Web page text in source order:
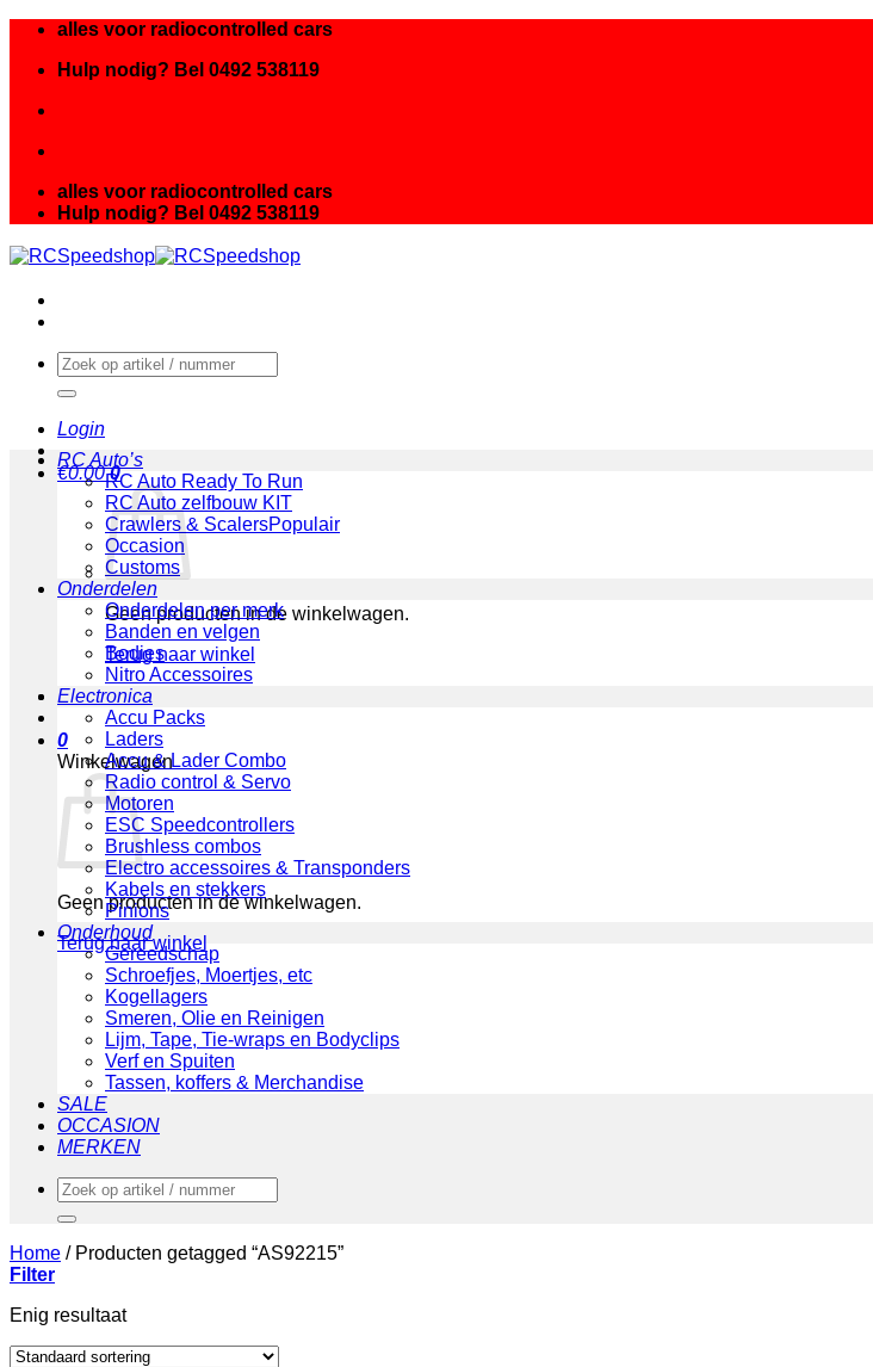
inhoud
alles voor radiocontrolled cars
Hulp nodig? Bel 0492 538119
alles voor radiocontrolled cars
Hulp nodig? Bel 0492 538119
Zoeken
naar:
Login
€0.00 0
Geen producten in de winkelwagen.
Terug naar winkel
0
Winkelwagen
Geen producten in de winkelwagen.
Terug naar winkel
RC Auto’s
RC Auto Ready To Run
RC Auto zelfbouw KIT
Crawlers & Scalers
Occasion
Customs
Onderdelen
Onderdelen per merk
Banden en velgen
Bodies
Nitro Accessoires
Electronica
Accu Packs
Laders
Accu & Lader Combo
Radio control & Servo
Motoren
ESC Speedcontrollers
Brushless combos
Electro accessoires & Transponders
Kabels en stekkers
Pinions
Onderhoud
Gereedschap
Schroefjes, Moertjes, etc
Kogellagers
Smeren, Olie en Reinigen
Lijm, Tape, Tie-wraps en Bodyclips
Verf en Spuiten
Tassen, koffers & Merchandise
SALE
OCCASION
MERKEN
Zoeken
naar:
Home /Producten getagged “AS92215”
Filter
Enig resultaat